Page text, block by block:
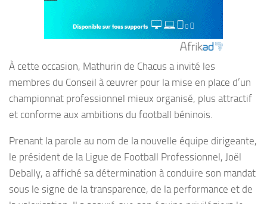
À cette occasion, Mathurin de Chacus a invité les
membres du Conseil à œuvrer pour la mise en place d’un
championnat professionnel mieux organisé, plus attractif
et conforme aux ambitions du football béninois.
Prenant la parole au nom de la nouvelle équipe dirigeante,
le président de la Ligue de Football Professionnel, Joël
Debally, a affiché sa détermination à conduire son mandat
sous le signe de la transparence, de la performance et de